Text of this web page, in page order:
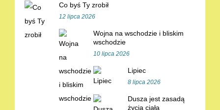
Co byś Ty zrobił
12 lipca 2026
Wojna na wschodzie i bliskim
wschodzie
10 lipca 2026
Lipiec
8 lipca 2026
Dusza jest zasadą
życia ciała